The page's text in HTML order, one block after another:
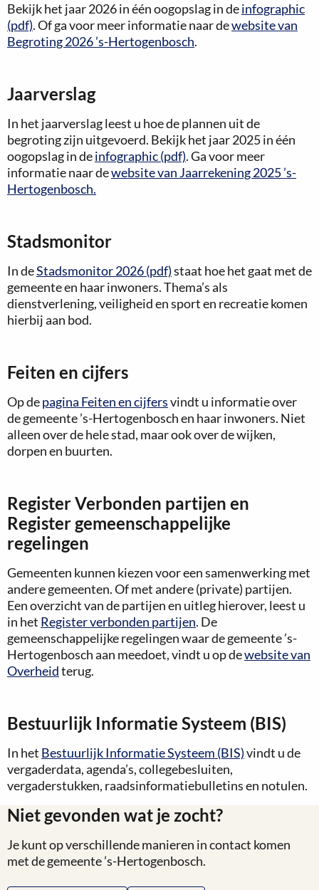
Bekijk het jaar 2026 in één oogopslag in deinfographic
(pdf). Of ga voor meer informatie naar dewebsite van
Begroting 2026 ’s-Hertogenbosch.
Jaarverslag
In het jaarverslag leest u hoe de plannen uit de
begroting zijn uitgevoerd. Bekijk het jaar 2025 in één
oogopslag in deinfographic (pdf). Ga voor meer
informatie naar dewebsite van Jaarrekening 2025 ’s-
Hertogenbosch.
Stadsmonitor
In deStadsmonitor 2026 (pdf)staat hoe het gaat met de
gemeente en haar inwoners. Thema’s als
dienstverlening, veiligheid en sport en recreatie komen
hierbij aan bod.
Feiten en cijfers
Op depagina Feiten en cijfersvindt u informatie over
de gemeente ’s-Hertogenbosch en haar inwoners. Niet
alleen over de hele stad, maar ook over de wijken,
dorpen en buurten.
Register Verbonden partijen en
Register gemeenschappelijke
regelingen
Gemeenten kunnen kiezen voor een samenwerking met
andere gemeenten. Of met andere (private) partijen.
Een overzicht van de partijen en uitleg hierover, leest u
in het Register verbonden partijen. De
gemeenschappelijke regelingen waar de gemeente ’s-
Hertogenbosch aan meedoet, vindt u op dewebsite van
Overheidterug.
Bestuurlijk Informatie Systeem (BIS)
In het Bestuurlijk Informatie Systeem (BIS)vindt u de
vergaderdata, agenda’s, collegebesluiten,
vergaderstukken, raadsinformatiebulletins en notulen.
Niet gevonden wat je zocht?
Je kunt op verschillende manieren in contact komen
met de gemeente ’s-Hertogenbosch.